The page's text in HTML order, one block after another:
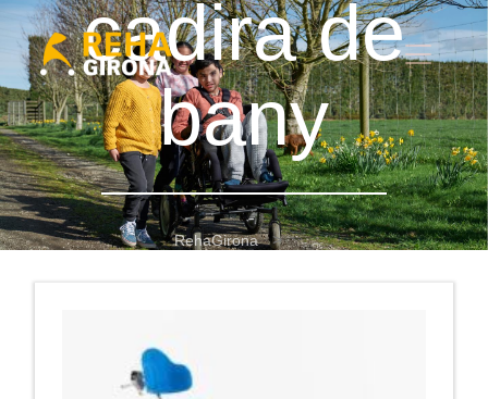
cadira de
bany
RehaGirona